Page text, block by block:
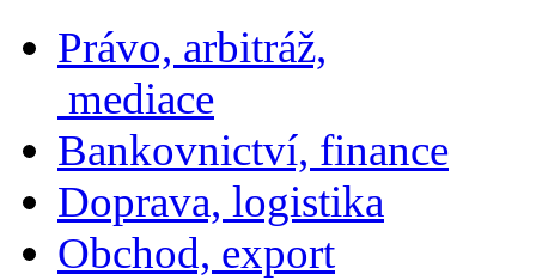
Právo, arbitráž,
mediace
Bankovnictví, finance
Doprava, logistika
Obchod, export